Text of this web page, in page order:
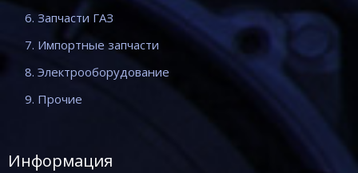
6. Запчасти ГАЗ
7. Импортные запчасти
8. Электрооборудование
9. Прочие
Информация